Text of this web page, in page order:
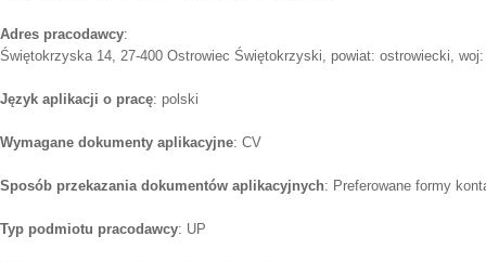
Adres pracodawcy:
Świętokrzyska 14, 27-400 Ostrowiec Świętokrzyski, powiat: ostrowiecki,
Język aplikacji o pracę: polski
Wymagane dokumenty aplikacyjne: CV
Sposób przekazania dokumentów aplikacyjnych: Preferowane formy
Typ podmiotu pracodawcy: UP